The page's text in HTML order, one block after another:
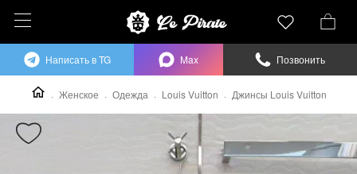
Женское Одежда Louis Vuitton Джинсы Louis Vuitton
Написать в TG Max Позвонить